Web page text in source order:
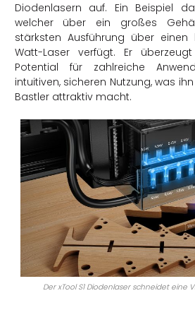
Diodenlasern auf. Ein Beispiel
welcher über ein großes
stärksten Ausführung über einen
Watt-Laser verfügt. Er
Potential für zahlreiche
intuitiven, sicheren Nutzung, was
Bastler attraktiv macht.
Der xTool S1 Diodenlaser schneidet eine